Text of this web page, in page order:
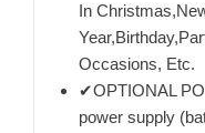
In
Occasions, Etc.
✔OPTIONAL
power supply